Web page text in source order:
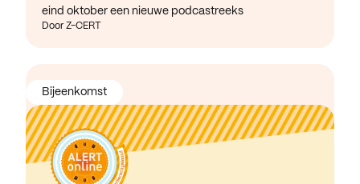
eind oktober een nieuwe podcastreeks
Door Z-CERT
Bijeenkomst